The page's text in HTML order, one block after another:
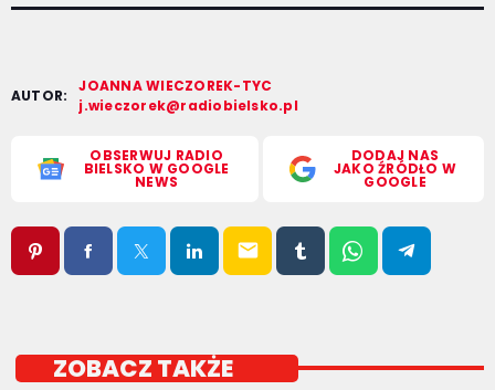
AUTOR:
JOANNA WIECZOREK-TYC
j.wieczorek@radiobielsko.pl
OBSERWUJ RADIO
BIELSKO W GOOGLE
NEWS
DODAJ NAS
JAKO ŹRÓDŁO W
GOOGLE
email
ZOBACZ TAKŻE